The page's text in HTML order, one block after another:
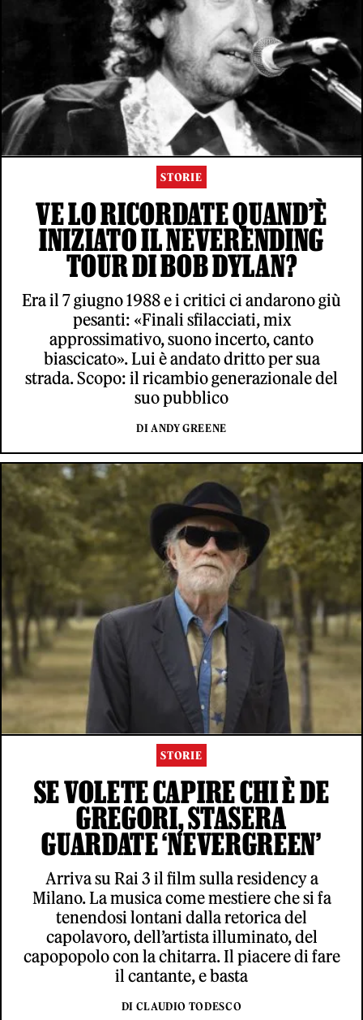
STORIE
VE LO RICORDATE QUAND’È
INIZIATO IL NEVERENDING
TOUR DI BOB DYLAN?
Era il 7 giugno 1988 e i critici ci andarono giù
pesanti: «Finali sfilacciati, mix
approssimativo, suono incerto, canto
biascicato». Lui è andato dritto per sua
strada. Scopo: il ricambio generazionale del
suo pubblico
DI ANDY GREENE
STORIE
SE VOLETE CAPIRE CHI È DE
GREGORI, STASERA
GUARDATE ‘NEVERGREEN’
Arriva su Rai 3 il film sulla residency a
Milano. La musica come mestiere che si fa
tenendosi lontani dalla retorica del
capolavoro, dell’artista illuminato, del
capopopolo con la chitarra. Il piacere di fare
il cantante, e basta
DI CLAUDIO TODESCO